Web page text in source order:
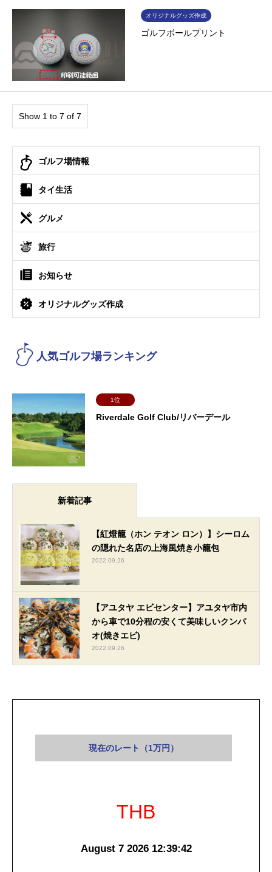
オリジナルグッズ作成
ゴルフボールプリント
Show 1 to 7 of 7
ゴルフ場情報
タイ⽣活
グルメ
旅⾏
お知らせ
オリジナルグッズ作成
人気ゴルフ場ランキング
1位
Riverdale Golf Club/リバーデール
新着記事
【紅燈籠（ホン テオン ロン）】シーロム
の隠れた名店の上海風焼き小籠包
2022.09.26
【アユタヤ エビセンター】アユタヤ市内
から車で10分程の安くて美味しいクンパ
オ(焼きエビ)
2022.09.26
現在のレート（1万円）
THB
August 7 2026 12:39:42